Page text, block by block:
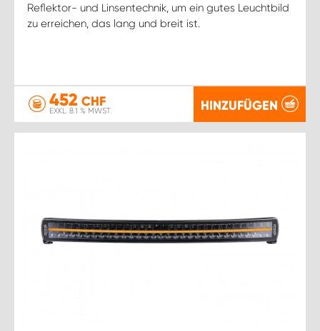
Reflektor- und Linsentechnik, um ein gutes Leuchtbild
zu erreichen, das lang und breit ist.
452 CHF
EXKL. 8.1 % MWST. HINZUFÜGEN